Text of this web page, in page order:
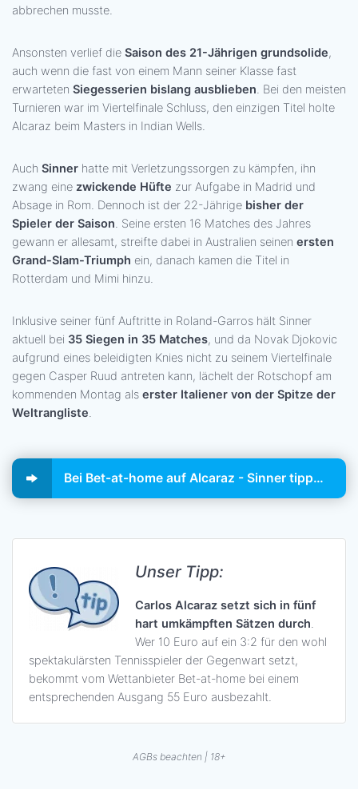
abbrechen musste.
Ansonsten verlief die Saison des 21-Jährigen grundsolide,
auch wenn die fast von einem Mann seiner Klasse fast
erwarteten Siegesserien bislang ausblieben. Bei den meisten
Turnieren war im Viertelfinale Schluss, den einzigen Titel holte
Alcaraz beim Masters in Indian Wells.
Auch Sinner hatte mit Verletzungssorgen zu kämpfen, ihn
zwang eine zwickende Hüfte zur Aufgabe in Madrid und
Absage in Rom. Dennoch ist der 22-Jährige bisher der
Spieler der Saison. Seine ersten 16 Matches des Jahres
gewann er allesamt, streifte dabei in Australien seinen ersten
Grand-Slam-Triumph ein, danach kamen die Titel in
Rotterdam und Mimi hinzu.
Inklusive seiner fünf Auftritte in Roland-Garros hält Sinner
aktuell bei 35 Siegen in 35 Matches, und da Novak Djokovic
aufgrund eines beleidigten Knies nicht zu seinem Viertelfinale
gegen Casper Ruud antreten kann, lächelt der Rotschopf am
kommenden Montag als erster Italiener von der Spitze der
Weltrangliste.
Bei Bet-at-home auf Alcaraz - Sinner tippen!
Unser Tipp:
Carlos Alcaraz setzt sich in fünf
hart umkämpften Sätzen durch.
Wer 10 Euro auf ein 3:2 für den wohl
spektakulärsten Tennisspieler der Gegenwart setzt,
bekommt vom Wettanbieter Bet-at-home bei einem
entsprechenden Ausgang 55 Euro ausbezahlt.
AGBs beachten | 18+